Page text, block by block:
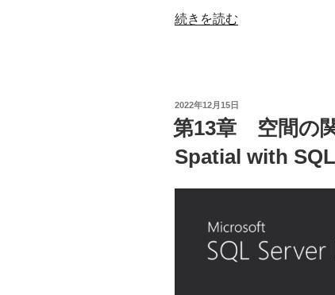
“第
ッ
ク
作
(Beginning
Spatial
続きを読む
投
稿
日:
2022年12月15日
第13章 空間の
Spatial with